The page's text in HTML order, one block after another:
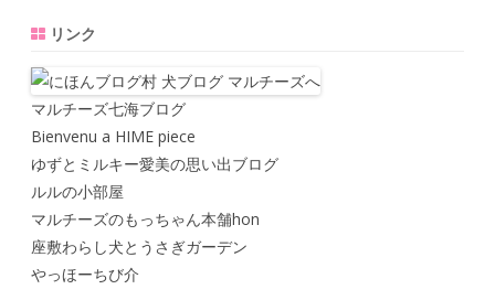
リンク
マルチーズ七海ブログ
Bienvenu a HIME piece
ゆずとミルキー愛美の思い出ブログ
ルルの小部屋
マルチーズのもっちゃん本舗hon
座敷わらし犬とうさぎガーデン
やっほーちび介